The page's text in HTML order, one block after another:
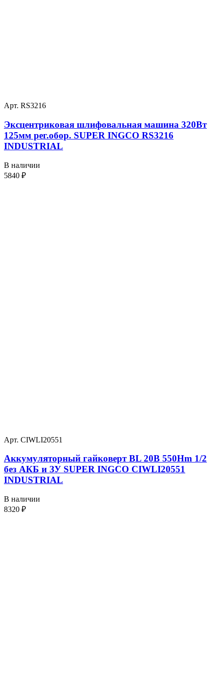
Арт. RS3216
Эксцентриковая шлифовальная машина 320Вт
125мм рег.обор. SUPER INGCO RS3216
INDUSTRIAL
В наличии
5840 ₽
Арт. CIWLI20551
Аккумуляторный гайковерт BL 20В 550Hm 1/2
без АКБ и ЗУ SUPER INGCO CIWLI20551
INDUSTRIAL
В наличии
8320 ₽